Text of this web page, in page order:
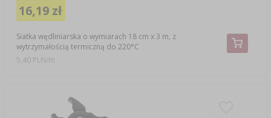
Siatka wędliniarska o wymiarach 18 cm x 3 m, z
wytrzymałością termiczną do 220°C
16,19 zł
5,40 PLN/m